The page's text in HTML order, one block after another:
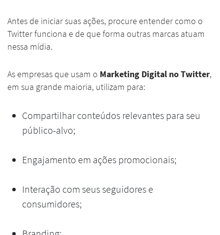
Antes de iniciar suas ações, procure entender como o
Twitter funciona e de que forma outras marcas atuam
nessa mídia.
As empresas que usam o Marketing Digital no Twitter,
em sua grande maioria, utilizam para:
Compartilhar conteúdos relevantes para seu
público-alvo;
Engajamento em ações promocionais;
Interação com seus seguidores e
consumidores;